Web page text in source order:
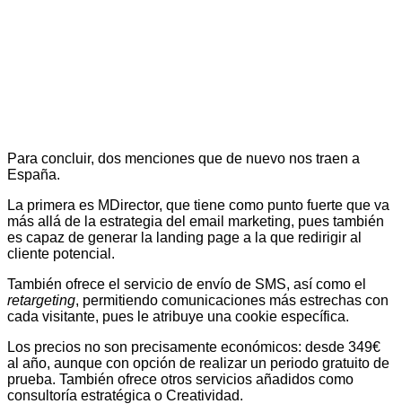
Para concluir, dos menciones que de nuevo nos traen a
España.
La primera es MDirector, que tiene como punto fuerte que va
más allá de la estrategia del email marketing, pues también
es capaz de generar la landing page a la que redirigir al
cliente potencial.
También ofrece el servicio de envío de SMS, así como el
retargeting, permitiendo comunicaciones más estrechas con
cada visitante, pues le atribuye una cookie específica.
Los precios no son precisamente económicos: desde 349€
al año, aunque con opción de realizar un periodo gratuito de
prueba. También ofrece otros servicios añadidos como
consultoría estratégica o Creatividad.